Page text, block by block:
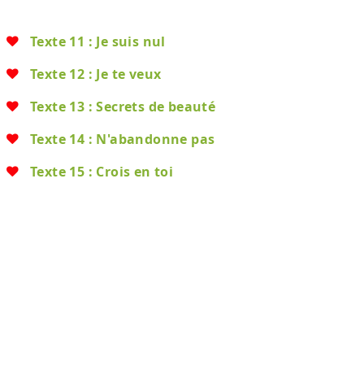
Texte 11 : Je suis nul
Texte 12 : Je te veux
Texte 13 : Secrets de beauté
Texte 14 : N'abandonne pas
Texte 15 : Crois en toi